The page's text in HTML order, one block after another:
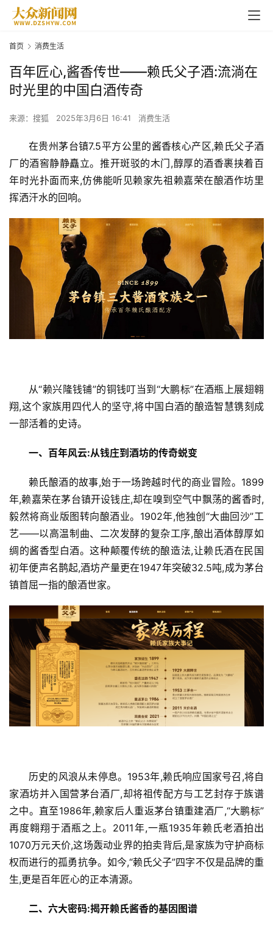
首页 消费生活
百年匠心,酱香传世——赖氏父子酒:流淌在
时光里的中国白酒传奇
来源：搜狐 2025年3月6日 16:41 消费生活
在贵州茅台镇7.5平方公里的酱香核心产区,赖氏父子酒
厂的酒窖静静矗立。推开斑驳的木门,醇厚的酒香裹挟着百
年时光扑面而来,仿佛能听见赖家先祖赖嘉荣在酿酒作坊里
挥洒汗水的回响。
从“赖兴隆钱铺”的铜钱叮当到“大鹏标”在酒瓶上展翅翱
翔,这个家族用四代人的坚守,将中国白酒的酿造智慧镌刻成
一部活着的史诗。
一、百年风云:从钱庄到酒坊的传奇蜕变
赖氏酿酒的故事,始于一场跨越时代的商业冒险。1899
年,赖嘉荣在茅台镇开设钱庄,却在嗅到空气中飘荡的酱香时,
毅然将商业版图转向酿酒业。1902年,他独创“大曲回沙”工
艺——以高温制曲、二次发酵的复杂工序,酿出酒体醇厚如
绸的酱香型白酒。这种颠覆传统的酿造法,让赖氏酒在民国
初年便声名鹊起,酒坊产量更在1947年突破32.5吨,成为茅台
镇首屈一指的酿酒世家。
历史的风浪从未停息。1953年,赖氏响应国家号召,将自
家酒坊并入国营茅台酒厂,却将祖传配方与工艺封存于族谱
之中。直至1986年,赖家后人重返茅台镇重建酒厂,“大鹏标”
再度翱翔于酒瓶之上。2011年,一瓶1935年赖氏老酒拍出
1070万元天价,这场轰动业界的拍卖背后,是家族为守护商标
权而进行的孤勇抗争。如今,“赖氏父子”四字不仅是品牌的重
生,更是百年匠心的正本清源。
二、六大密码:揭开赖氏酱香的基因图谱